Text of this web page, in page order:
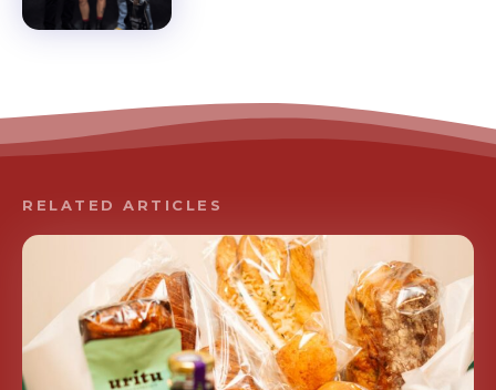
RELATED ARTICLES